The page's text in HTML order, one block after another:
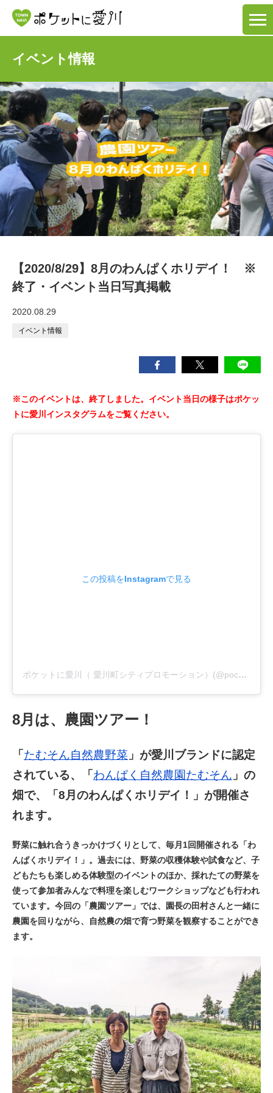
イベント情報
【2020/8/29】8月のわんぱくホリデイ！ ※
終了・イベント当日写真掲載
2020.08.29
イベント情報
※このイベントは、終了しました。イベント当日の様子はポケッ
トに愛川インスタグラムをご覧ください。
この投稿をInstagramで見る
ポケットに愛川（ 愛川町シティプロモーション）(@pocketniaikawa)がシェアした投稿
8月は、農園ツアー！
「たむそん自然農野菜 」が愛川ブランドに認定
されている、「わんぱく自然農園たむそん 」の
畑で、「8月のわんぱくホリデイ！」が開催さ
れます。
野菜に触れ合うきっかけづくりとして、毎月1回開催される「わ
んぱくホリデイ！」。過去には、野菜の収穫体験や試食など、子
どもたちも楽しめる体験型のイベントのほか、採れたての野菜を
使って参加者みんなで料理を楽しむワークショップなども行われ
ています。今回の「農園ツアー」では、園長の田村さんと一緒に
農園を回りながら、自然農の畑で育つ野菜を観察することができ
ます。